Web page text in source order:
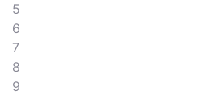
5
6
7
8
9